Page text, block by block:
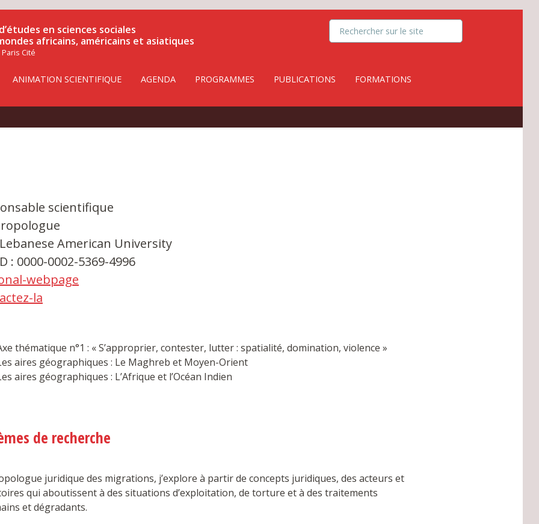
en sciences sociales
africains, américains et asiatiques
Cité
ANIMATION SCIENTIFIQUE AGENDA PROGRAMMES PUBLICATIONS FORMATIONS
scientifique
American University
: 0000-0002-5369-4996
webpage
la
thématique n°1 : « S’approprier, contester, lutter : spatialité, domination, violence »
aires géographiques : Le Maghreb et Moyen-Orient
aires géographiques : L’Afrique et l’Océan Indien
de recherche
juridique des migrations, j’explore à partir de concepts juridiques, des acteurs et
qui aboutissent à des situations d’exploitation, de torture et à des traitements
et dégradants.